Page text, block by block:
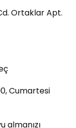
Ortaklar Apt.
Cumartesi
almanızı